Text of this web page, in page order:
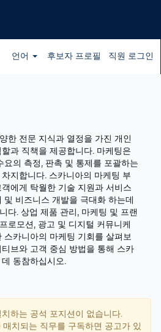
언어 후보자 프로필 직원 로그인
한 전문 지식과 열정을 가진 개인
과 직책을 제공합니다. 마케팅은
의 측정, 판촉 및 통제를 포괄하는
지합니다. 스카니아의 마케팅 부
에게 탁월한 기술 지원과 서비스
및 비즈니스 개발을 극대화 하는데
다. 상업 제품 관리, 마케팅 및 프랜
로모션, 광고 및 디지털 커뮤니케
스카니아의 마케팅 기회를 살펴보
브와 고객 중심 방법을 통해 스카
동참하십시오.
하는 공석 포지션이 없습니다.
치되는 직무를 구독하면 공고가 있